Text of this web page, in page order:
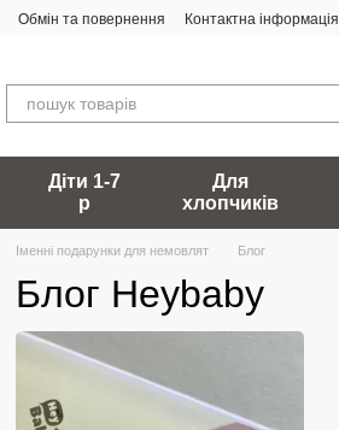
Обмін та повернення Контактна інформація
Діти 1-7
р
Для
хлопчиків
Іменні подарунки для немовлят Блог
Блог Heybaby